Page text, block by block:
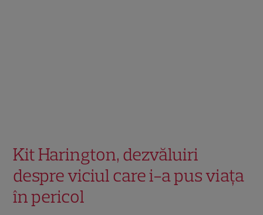
Kit Harington, dezvăluiri
despre viciul care i-a pus viața
în pericol